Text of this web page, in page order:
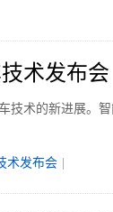
术发布会
技术的新进展。
术发布会